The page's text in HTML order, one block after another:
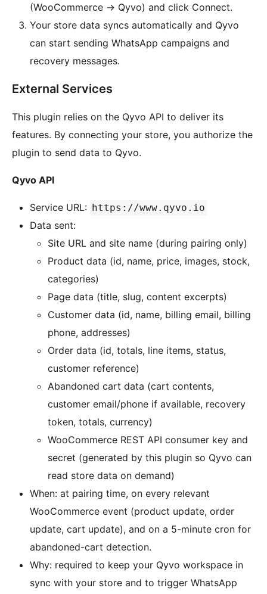
(WooCommerce → Qyvo) and click Connect.
Your store data syncs automatically and Qyvo
can start sending WhatsApp campaigns and
recovery messages.
External Services
This plugin relies on the Qyvo API to deliver its
features. By connecting your store, you authorize the
plugin to send data to Qyvo.
Qyvo API
Service URL: https://www.qyvo.io
Data sent:
Site URL and site name (during pairing only)
Product data (id, name, price, images, stock,
categories)
Page data (title, slug, content excerpts)
Customer data (id, name, billing email, billing
phone, addresses)
Order data (id, totals, line items, status,
customer reference)
Abandoned cart data (cart contents,
customer email/phone if available, recovery
token, totals, currency)
WooCommerce REST API consumer key and
secret (generated by this plugin so Qyvo can
read store data on demand)
When: at pairing time, on every relevant
WooCommerce event (product update, order
update, cart update), and on a 5-minute cron for
abandoned-cart detection.
Why: required to keep your Qyvo workspace in
sync with your store and to trigger WhatsApp